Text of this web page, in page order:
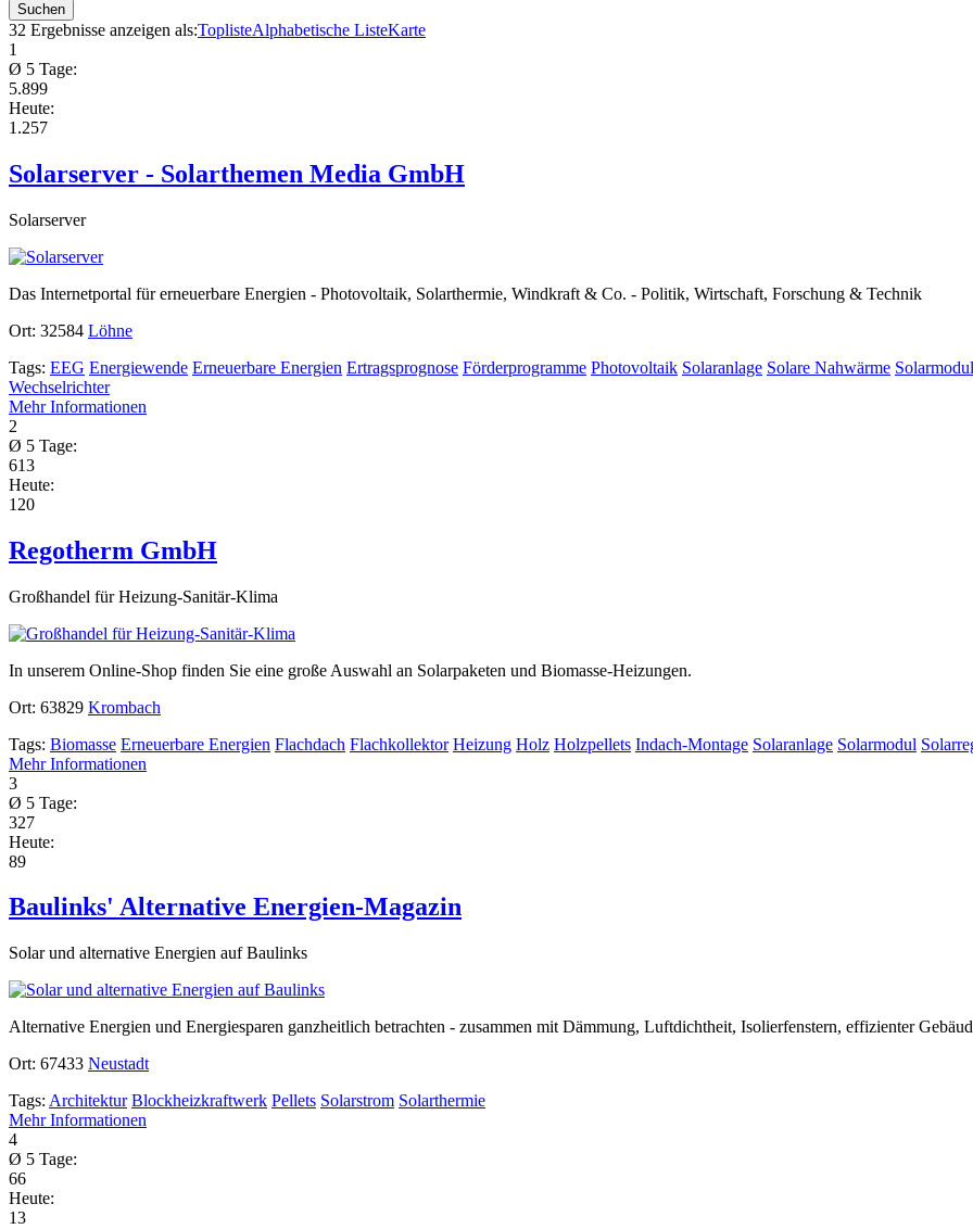
32 Ergebnisse anzeigen als:ToplisteAlphabetische ListeKarte
1
Ø 5 Tage:
5.899
Heute:
1.257
Solarserver - Solarthemen Media GmbH
Solarserver
Das Internetportal für erneuerbare Energien - Photovoltaik, Solarthermie, Windkraft & Co. - Politik, Wirtschaft, Forschung & Technik
Ort: 32584 Löhne
Tags: EEG Energiewende Erneuerbare Energien Ertragsprognose Förderprogramme Photovoltaik Solaranlage Solare Nahwärme Solarmodul
Wechselrichter
Mehr Informationen
2
Ø 5 Tage:
613
Heute:
120
Regotherm GmbH
Großhandel für Heizung-Sanitär-Klima
In unserem Online-Shop finden Sie eine große Auswahl an Solarpaketen und Biomasse-Heizungen.
Ort: 63829 Krombach
Tags: Biomasse Erneuerbare Energien Flachdach Flachkollektor Heizung Holz Holzpellets Indach-Montage Solaranlage Solarmodul
Mehr Informationen
3
Ø 5 Tage:
327
Heute:
89
Baulinks' Alternative Energien-Magazin
Solar und alternative Energien auf Baulinks
Alternative Energien und Energiesparen ganzheitlich betrachten - zusammen mit Dämmung, Luftdichtheit, Isolierfenstern, effizienter
Ort: 67433 Neustadt
Tags: Architektur Blockheizkraftwerk Pellets Solarstrom Solarthermie
Mehr Informationen
4
Ø 5 Tage:
66
Heute:
13